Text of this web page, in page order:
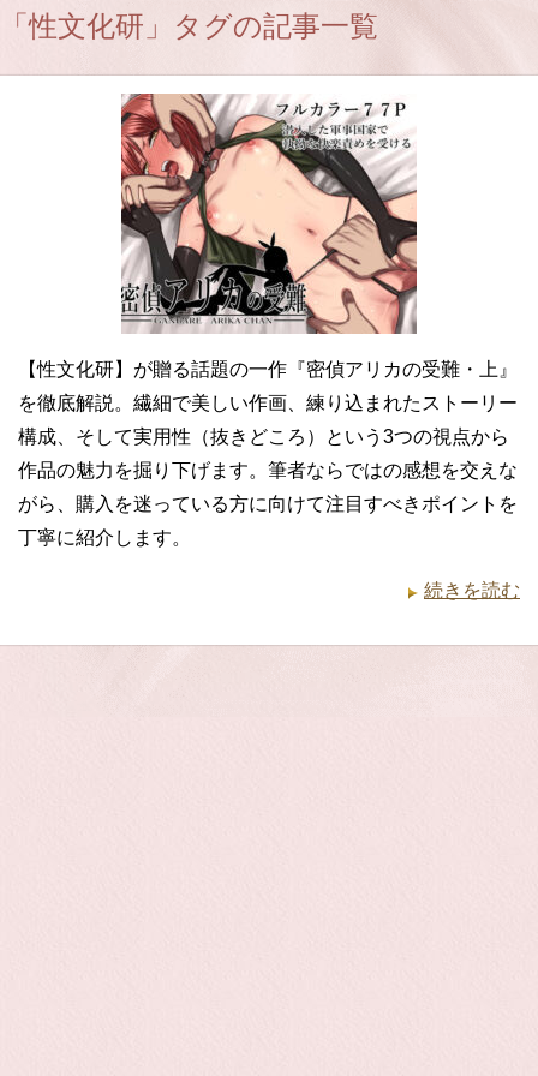
「性文化研」タグの記事一覧
【性文化研】が贈る話題の一作『密偵アリカの受難・上』
を徹底解説。繊細で美しい作画、練り込まれたストーリー
構成、そして実用性（抜きどころ）という3つの視点から
作品の魅力を掘り下げます。筆者ならではの感想を交えな
がら、購入を迷っている方に向けて注目すべきポイントを
丁寧に紹介します。
続きを読む